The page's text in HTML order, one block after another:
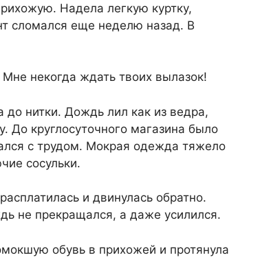
Надела легкую куртку,
сломался еще неделю назад. В
некогда ждать твоих вылазок!
до нитки. Дождь лил как из ведра,
До круглосуточного магазина было
с трудом. Мокрая одежда тяжело
сосульки.
и двинулась обратно.
не прекращался, а даже усилился.
обувь в прихожей и протянула